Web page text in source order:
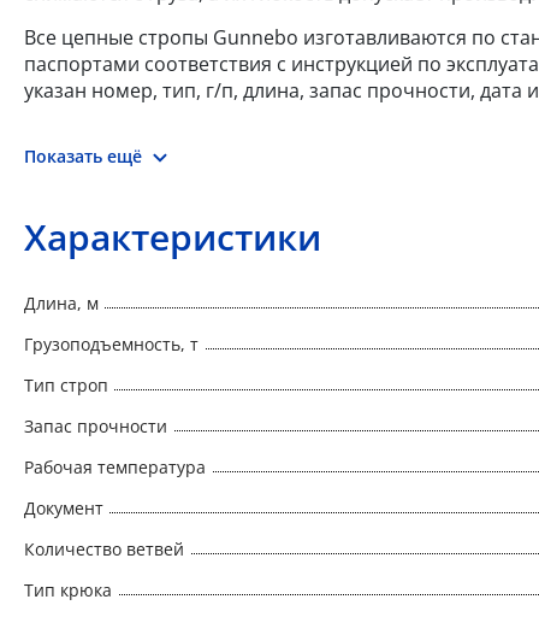
Все цепные стропы Gunnebo изготавливаются по
паспортами соответствия с инструкцией по
указан номер, тип, г/п, длина, запас прочности,
Показать ещё
Характеристики
Длина, м
Грузоподъемность, т
Тип строп
Запас прочности
Рабочая температура
Документ
Количество ветвей
Тип крюка